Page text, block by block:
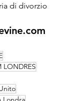
di divorzio